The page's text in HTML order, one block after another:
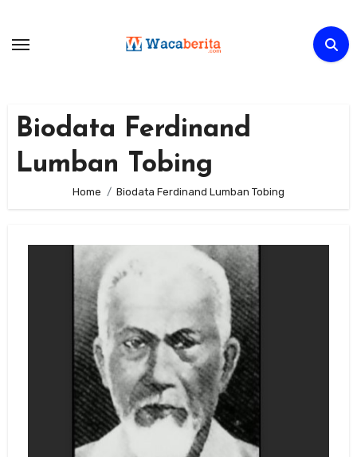
content
Biodata Ferdinand
Lumban Tobing
Home Biodata Ferdinand Lumban Tobing